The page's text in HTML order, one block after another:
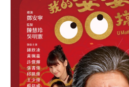
MUCROWN
IMAX
4DX
VR 演唱會
GOLD CLASS
AD口述影像
LIVE演唱會